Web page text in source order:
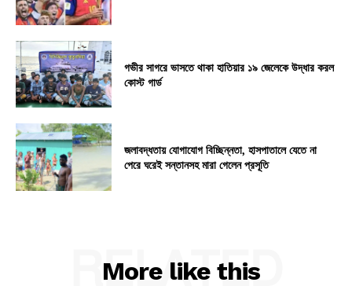
গভীর সাগরে ভাসতে থাকা হাতিয়ার ১৯ জেলেকে উদ্ধার করল
কোস্ট গার্ড
জলাবদ্ধতায় যোগাযোগ বিচ্ছিন্নতা, হাসপাতালে যেতে না
পেরে ঘরেই সন্তানসহ মারা গেলেন প্রসূতি
More like this
RELATED